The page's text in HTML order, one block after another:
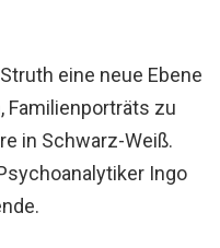
eine neue Ebene
Familienporträts zu
in Schwarz-Weiß.
Ingo